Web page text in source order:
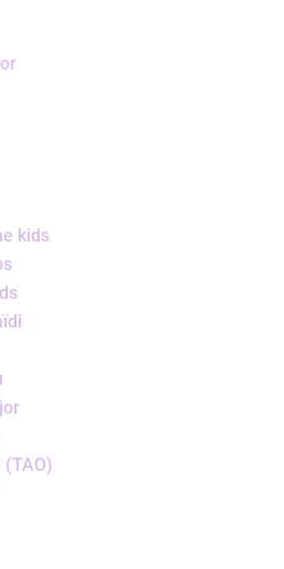
kids
(TAO)